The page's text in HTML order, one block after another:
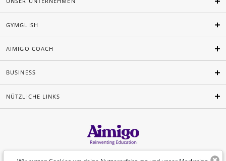
GYMGLISH
AIMIGO COACH
BUSINESS
NÜTZLICHE LINKS